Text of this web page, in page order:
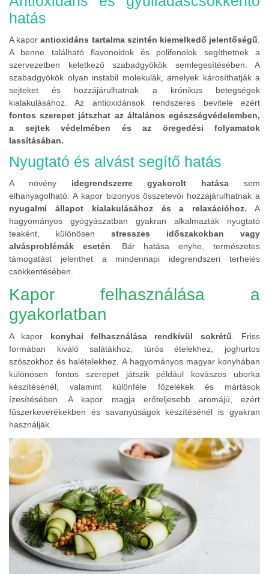
hatás
A kaporantioxidáns tartalma szintén kiemelkedő jelentőségű
A benne található flavonoidok és polifenolok segíthetnek a
szervezetben keletkező szabadgyökök semlegesítésében. A
szabadgyökök olyan instabil molekulák, amelyek károsíthatják a
sejteket és hozzájárulhatnak a krónikus betegségek
kialakulásához. Az antioxidánsok rendszeres bevitele ezért
fontos szerepet játszhat az általános egészségvédelemben,
a sejtek védelmében és az öregedési folyamatok
lassításában.
Nyugtató és alvást segítő hatás
A növény idegrendszerre gyakorolt hatása sem
elhanyagolható. A kapor bizonyos összetevői hozzájárulhatnak a
nyugalmi állapot kialakulásához és a relaxációhoz. A
hagyományos gyógyászatban gyakran alkalmazták nyugtató
teaként, különösen stresszes időszakokban vagy
alvásproblémák esetén . Bár hatása enyhe, természetes
támogatást jelenthet a mindennapi idegrendszeri terhelés
csökkentésében.
Kapor felhasználása a
gyakorlatban
A kapor konyhai felhasználása rendkívül sokrétű . Friss
formában kiváló salátákhoz, túrós ételekhez, joghurtos
szószokhoz és halételekhez. A hagyományos magyar konyhában
különösen fontos szerepet játszik például kovászos uborka
készítésénél, valamint különféle főzelékek és mártások
ízesítésében. A kapor magja erőteljesebb aromájú, ezért
fűszerkeverékekben és savanyúságok készítésénél is gyakran
használják.